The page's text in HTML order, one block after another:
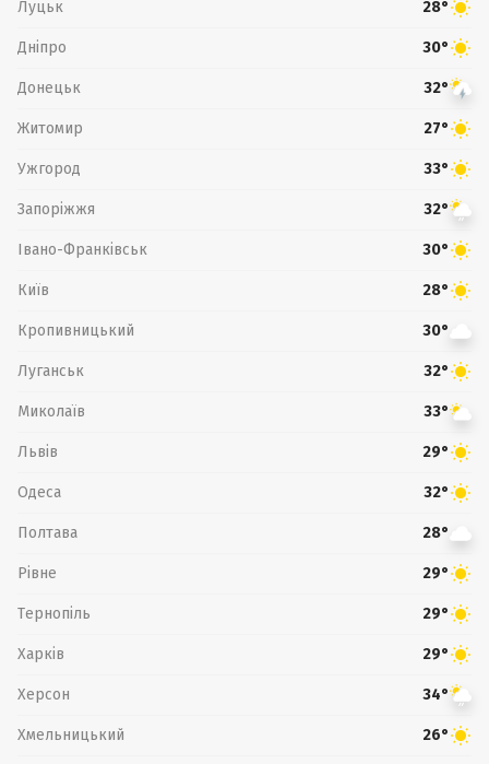
Луцьк 28°
Дніпро 30°
Донецьк 32°
Житомир 27°
Ужгород 33°
Запоріжжя 32°
Івано-Франківськ 30°
Київ 28°
Кропивницький 30°
Луганськ 32°
Миколаїв 33°
Львів 29°
Одеса 32°
Полтава 28°
Рівне 29°
Тернопіль 29°
Харків 29°
Херсон 34°
Хмельницький 26°